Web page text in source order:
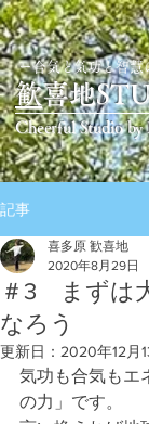
​歓喜地
Cheerful Studio by
ー合気と気功と智慧
記事
＃3 まずは
なろう
喜多原 歓喜地
2020年8月29日
更新日： 2020年12月
気功も合気もエ
の力」です。